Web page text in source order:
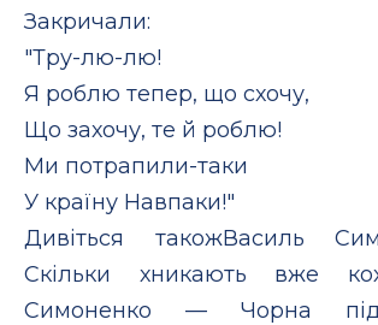
Закричали:
"Тру-лю-лю!
Я роблю тепер, що схочу,
Що захочу, те й роблю!
Ми потрапили-таки
У країну Навпаки!"
Дивіться такожВасиль
Скільки хникають вже
Симоненко — Чорна